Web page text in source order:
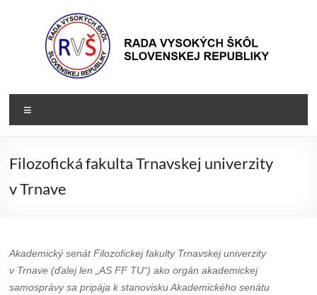
Rada
VŠ
Rada
vysokých
republiky
Filozofická fakulta Trnavskej univerzity
v Trnave
Akademický senát Filozofickej fakulty Trnavskej univerzity
v Trnave (ďalej len „AS FF TU“) ako orgán akademickej
samosprávy sa pripája k stanovisku Akademického senátu